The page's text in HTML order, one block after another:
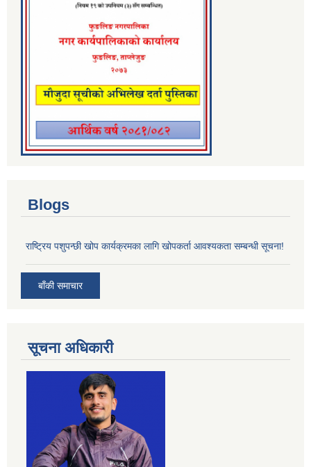
Blogs
राष्ट्रिय पशुपन्छी खोप कार्यक्रमका लागि खोपकर्ता आवश्यकता सम्बन्धी सूचना!
बाँकी समाचार
सूचना अधिकारी